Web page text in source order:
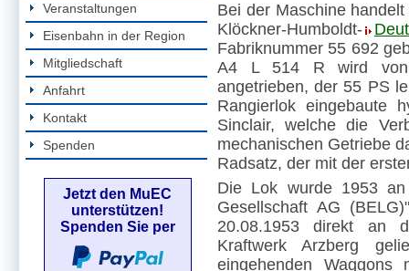
Veranstaltungen
Eisenbahn in der Region
Mitgliedschaft
Anfahrt
Kontakt
Spenden
Jetzt den MuEC
unterstützen!
Spenden Sie per
Bei der Maschine
Klöckner-Humboldt-
Fabriknummer 55 692
A4 L 514 R wird von
angetrieben, der 55 PS
Rangierlok eingebaute
Sinclair, welche die
mechanischen Getriebe
Radsatz, der mit der
Die Lok wurde 1953 an
Gesellschaft AG
20.08.1953 direkt an
Kraftwerk Arzberg
eingehenden Waggons